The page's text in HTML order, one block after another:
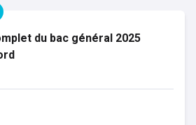
du bac général 2025